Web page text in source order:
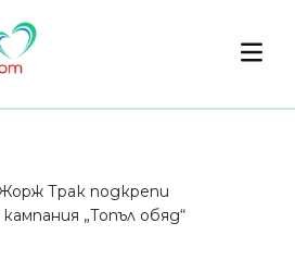
Трак подкрепи
„Топъл обяд“